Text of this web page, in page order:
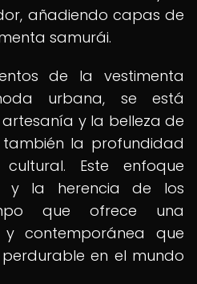
añadiendo capas de
samurái.
de la vestimenta
urbana, se está
y la belleza de
la profundidad
Este enfoque
y la herencia de los
que ofrece una
contemporánea que
en el mundo